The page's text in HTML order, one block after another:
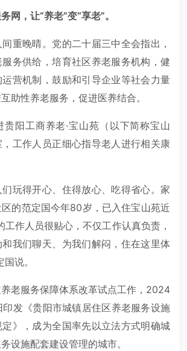
，让“养老”变“享老”。
重晚晴。党的二十届三中全会指出，
务供给，培育社区养老服务机构，健
营机制，鼓励和引导企业等社会力量
助性养老服务，促进医养结合。
贵阳工商养老·宝山苑（以下简称宝山
工作人员正细心指导老人进行相关康
玩得开心、住得放心、吃得省心。家
的范定国今年80岁，已入住宝山苑近
工作人员很贴心，不仅工作认真负责，
我们聊天、为我们解闷，住在这里体
说。
老服务保障体系改革试点工作，2024
发《贵阳市城镇居住区养老服务设施
》，成为全国率先以立法方式明确城
设施配套建设管理的城市。